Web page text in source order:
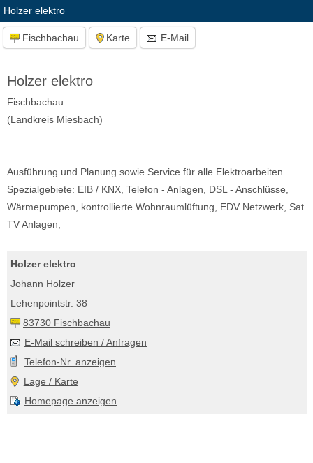
Holzer elektro
Fischbachau Karte E-Mail
Holzer elektro
Fischbachau
(Landkreis Miesbach)
Ausführung und Planung sowie Service für alle Elektroarbeiten.
Spezialgebiete: EIB / KNX, Telefon - Anlagen, DSL - Anschlüsse,
Wärmepumpen, kontrollierte Wohnraumlüftung, EDV Netzwerk, Sat
TV Anlagen,
Holzer elektro
Johann Holzer
Lehenpointstr. 38
83730 Fischbachau
E-Mail schreiben / Anfragen
Telefon-Nr. anzeigen
Lage / Karte
Homepage anzeigen